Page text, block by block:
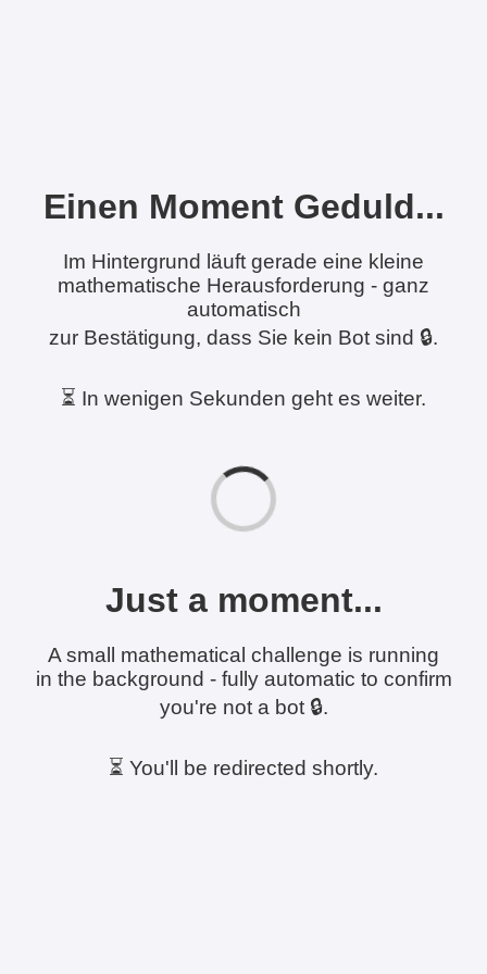
Einen Moment Geduld...
Im Hintergrund läuft gerade eine kleine
mathematische Herausforderung - ganz
automatisch
zur Bestätigung, dass Sie kein Bot sind 🔒.
⏳ In wenigen Sekunden geht es weiter.
Just a moment...
A small mathematical challenge is running
in the background - fully automatic to confirm
you're not a bot 🔒.
⏳ You'll be redirected shortly.